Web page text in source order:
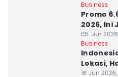
Business
Promo
2026, Ini
05 Jun
Business
Lokasi,
16 Jun